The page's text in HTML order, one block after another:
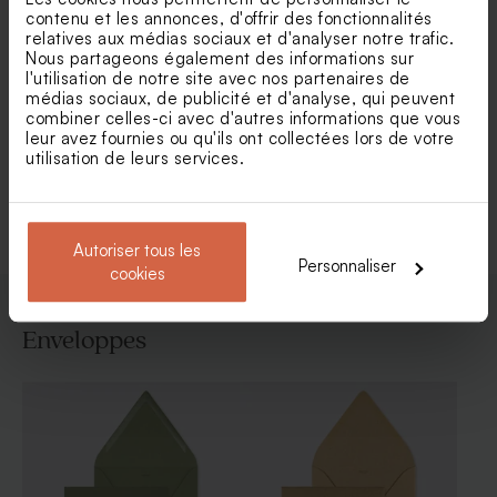
contenu et les annonces, d'offrir des fonctionnalités
relatives aux médias sociaux et d'analyser notre trafic.
Nous partageons également des informations sur
l'utilisation de notre site avec nos partenaires de
médias sociaux, de publicité et d'analyse, qui peuvent
combiner celles-ci avec d'autres informations que vous
leur avez fournies ou qu'ils ont collectées lors de votre
utilisation de leurs services.
Autoriser tous les
cookies
Personnaliser
Carte invitation anniversaire
jolies fleurs dorure et haut
arrondi
Carte d'invitation
anniversaire de mariage
photo négative
Enveloppes